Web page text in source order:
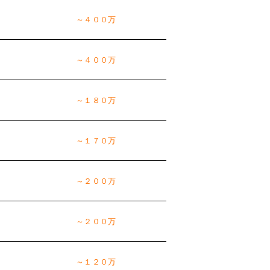
～４００万
～４００万
～１８０万
～１７０万
～２００万
～２００万
～１２０万